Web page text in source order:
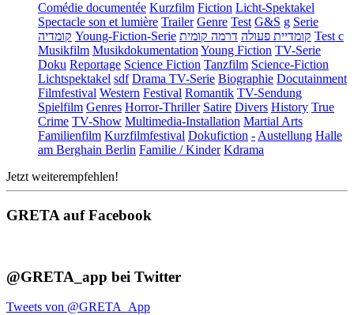
Comédie documentée Kurzfilm Fiction Licht-Spektakel
Spectacle son et lumière Trailer Genre Test G&S g Serie
קומדיה Young-Fiction-Serie קומדיית פעולה דרמה קומית
Test c
Musikfilm MusikdokumentationYoung Fiction TV-Serie
Doku Reportage Science Fiction Tanzfilm Science-Fiction
Lichtspektakel sdf Drama TV-Serie Biographie Docutainment
Filmfestival Western Festival Romantik TV-Sendung
Spielfilm Genres Horror-Thriller Satire Divers History True
Crime TV-Show Multimedia-Installation Martial Arts
Familienfilm Kurzfilmfestival Dokufiction -Austellung Halle
am Berghain Berlin Familie / Kinder Kdrama
Jetzt weiterempfehlen!
GRETA auf Facebook
@GRETA_app bei Twitter
Tweets von @GRETA_App